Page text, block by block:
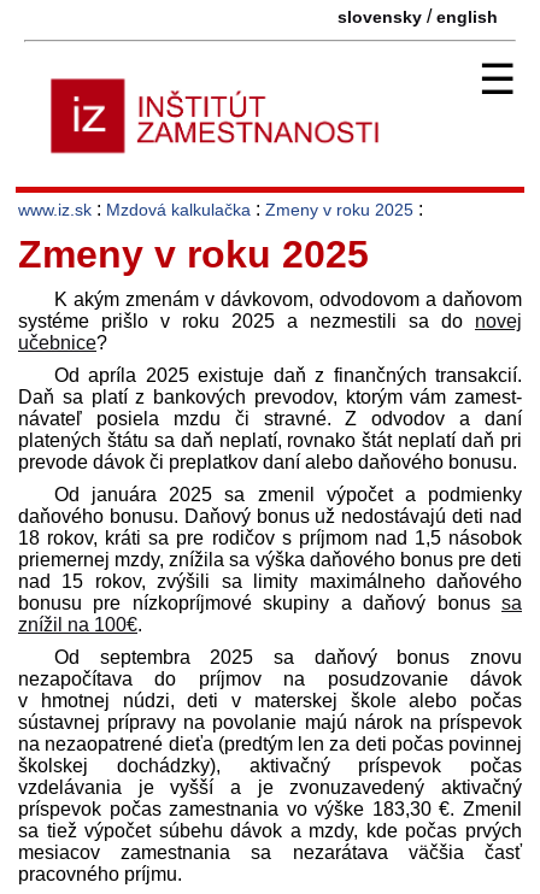
slovensky /english
☰
www.iz.sk : Mzdová kalkulačka : Zmeny v roku 2025 :
Zmeny v roku 2025
K akým zmenám v dávkovom, odvodovom a daňovom
systéme prišlo v roku 2025 a nezmestili sa do novej
učebnice?
Od apríla 2025 existuje daň z finančných transakcií.
Daň sa platí z bankových prevodov, ktorým vám zamest­
návateľ posiela mzdu či stravné. Z odvodov a daní
platených štátu sa daň neplatí, rovnako štát neplatí daň pri
prevode dávok či preplatkov daní alebo daňového bonusu.
Od januára 2025 sa zmenil výpočet a podmienky
daňového bonusu. Daňový bonus už nedostávajú deti nad
18 rokov, kráti sa pre rodičov s príjmom nad 1,5 násobok
priemernej mzdy, znížila sa výška daňového bonus pre deti
nad 15 rokov, zvýšili sa limity maximálneho daňového
bonusu pre nízkopríjmové skupiny a daňový bonus sa
znížil na 100€.
Od septembra 2025 sa daňový bonus znovu
nezapočítava do príjmov na posudzovanie dávok
v hmotnej núdzi, deti v materskej škole alebo počas
sústavnej prípravy na povolanie majú nárok na príspevok
na nezaopatrené dieťa (predtým len za deti počas povinnej
školskej dochádzky), aktivačný príspevok počas
vzdelávania je vyšší a je zvonuzavedený aktivačný
príspevok počas zamestnania vo výške 183,30 €. Zmenil
sa tiež výpočet súbehu dávok a mzdy, kde počas prvých
mesiacov zamestnania sa nezarátava väčšia časť
pracovného príjmu.